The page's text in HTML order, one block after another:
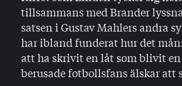
tillsammans med Brander
satsen i Gustav Mahlers andra
har ibland funderat hur det
att ha skrivit en låt som blivit
berusade fotbollsfans älskar att